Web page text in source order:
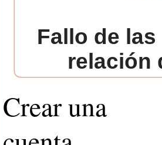
Fallo de
relación
Crear una